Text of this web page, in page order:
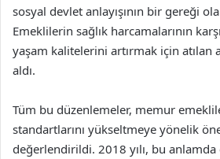
sosyal devlet anlayışının bir gereği
Emeklilerin sağlık harcamalarının
yaşam kalitelerini artırmak için atılan
aldı.
Tüm bu düzenlemeler, memur
standartlarını yükseltmeye yönelik
değerlendirildi. 2018 yılı, bu